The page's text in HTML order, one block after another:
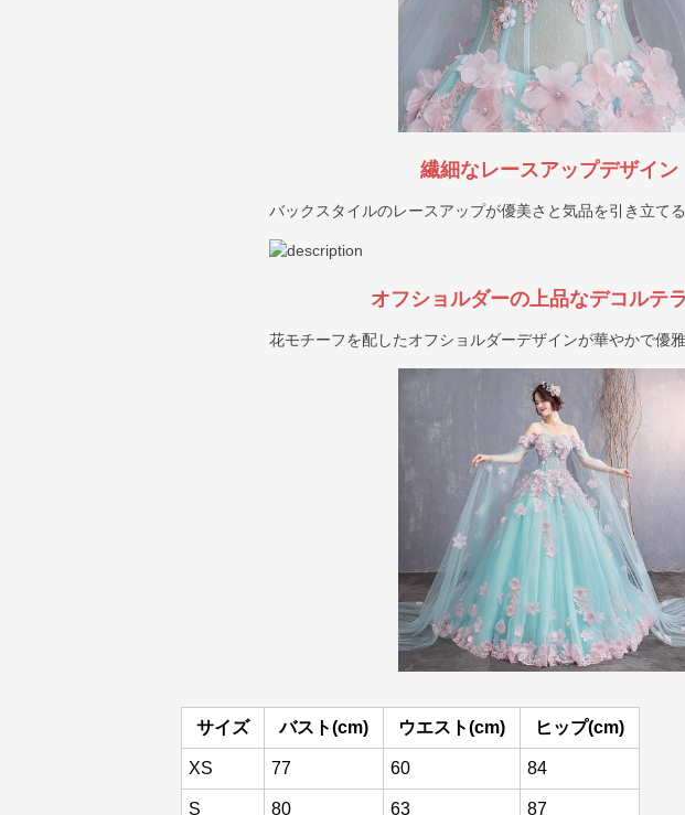
繊細なレースアップデザイン
バックスタイルのレースアップが優美さと気品を引き立てる
サイズ バスト(cm) ウエスト(cm) ヒップ(cm)
XS 77 60 84
S 80 63 87